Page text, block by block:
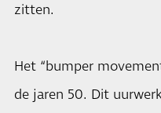
zitten.
Het “bumper
de jaren 50. Dit